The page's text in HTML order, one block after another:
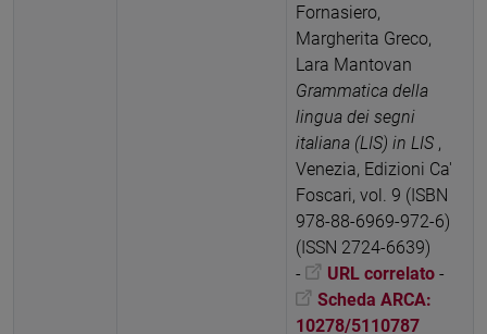
Fornasiero,
Margherita Greco,
Lara Mantovan
Grammatica della
lingua dei segni
italiana (LIS) in LIS ,
Venezia, Edizioni Ca'
Foscari, vol. 9 (ISBN
978-88-6969-972-6)
(ISSN 2724-6639)
-
URL correlato -
Scheda ARCA:
10278/5110787